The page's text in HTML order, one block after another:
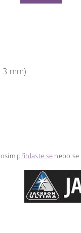
mm)
přihlaste se nebo se